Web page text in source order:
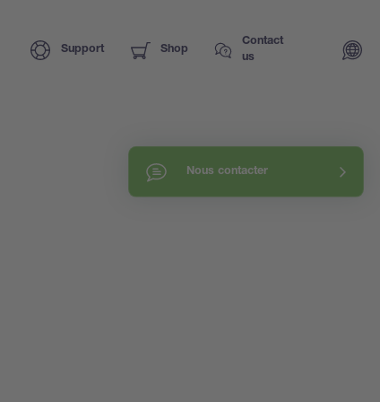
Support Shop
Contact
us
Nous contacter